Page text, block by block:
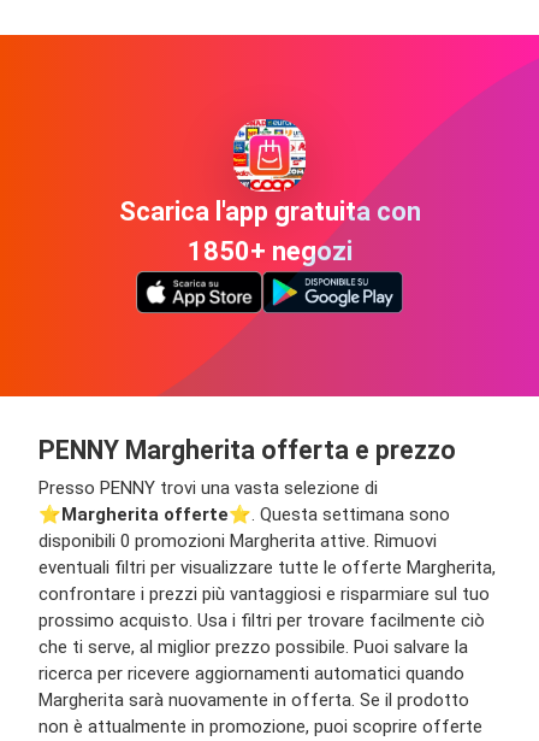
Scarica l'app gratuita con
1850+ negozi
PENNY Margherita offerta e prezzo
Presso PENNY trovi una vasta selezione di
⭐️Margherita offerte⭐️. Questa settimana sono
disponibili 0 promozioni Margherita attive. Rimuovi
eventuali filtri per visualizzare tutte le offerte Margherita,
confrontare i prezzi più vantaggiosi e risparmiare sul tuo
prossimo acquisto. Usa i filtri per trovare facilmente ciò
che ti serve, al miglior prezzo possibile. Puoi salvare la
ricerca per ricevere aggiornamenti automatici quando
Margherita sarà nuovamente in offerta. Se il prodotto
non è attualmente in promozione, puoi scoprire offerte